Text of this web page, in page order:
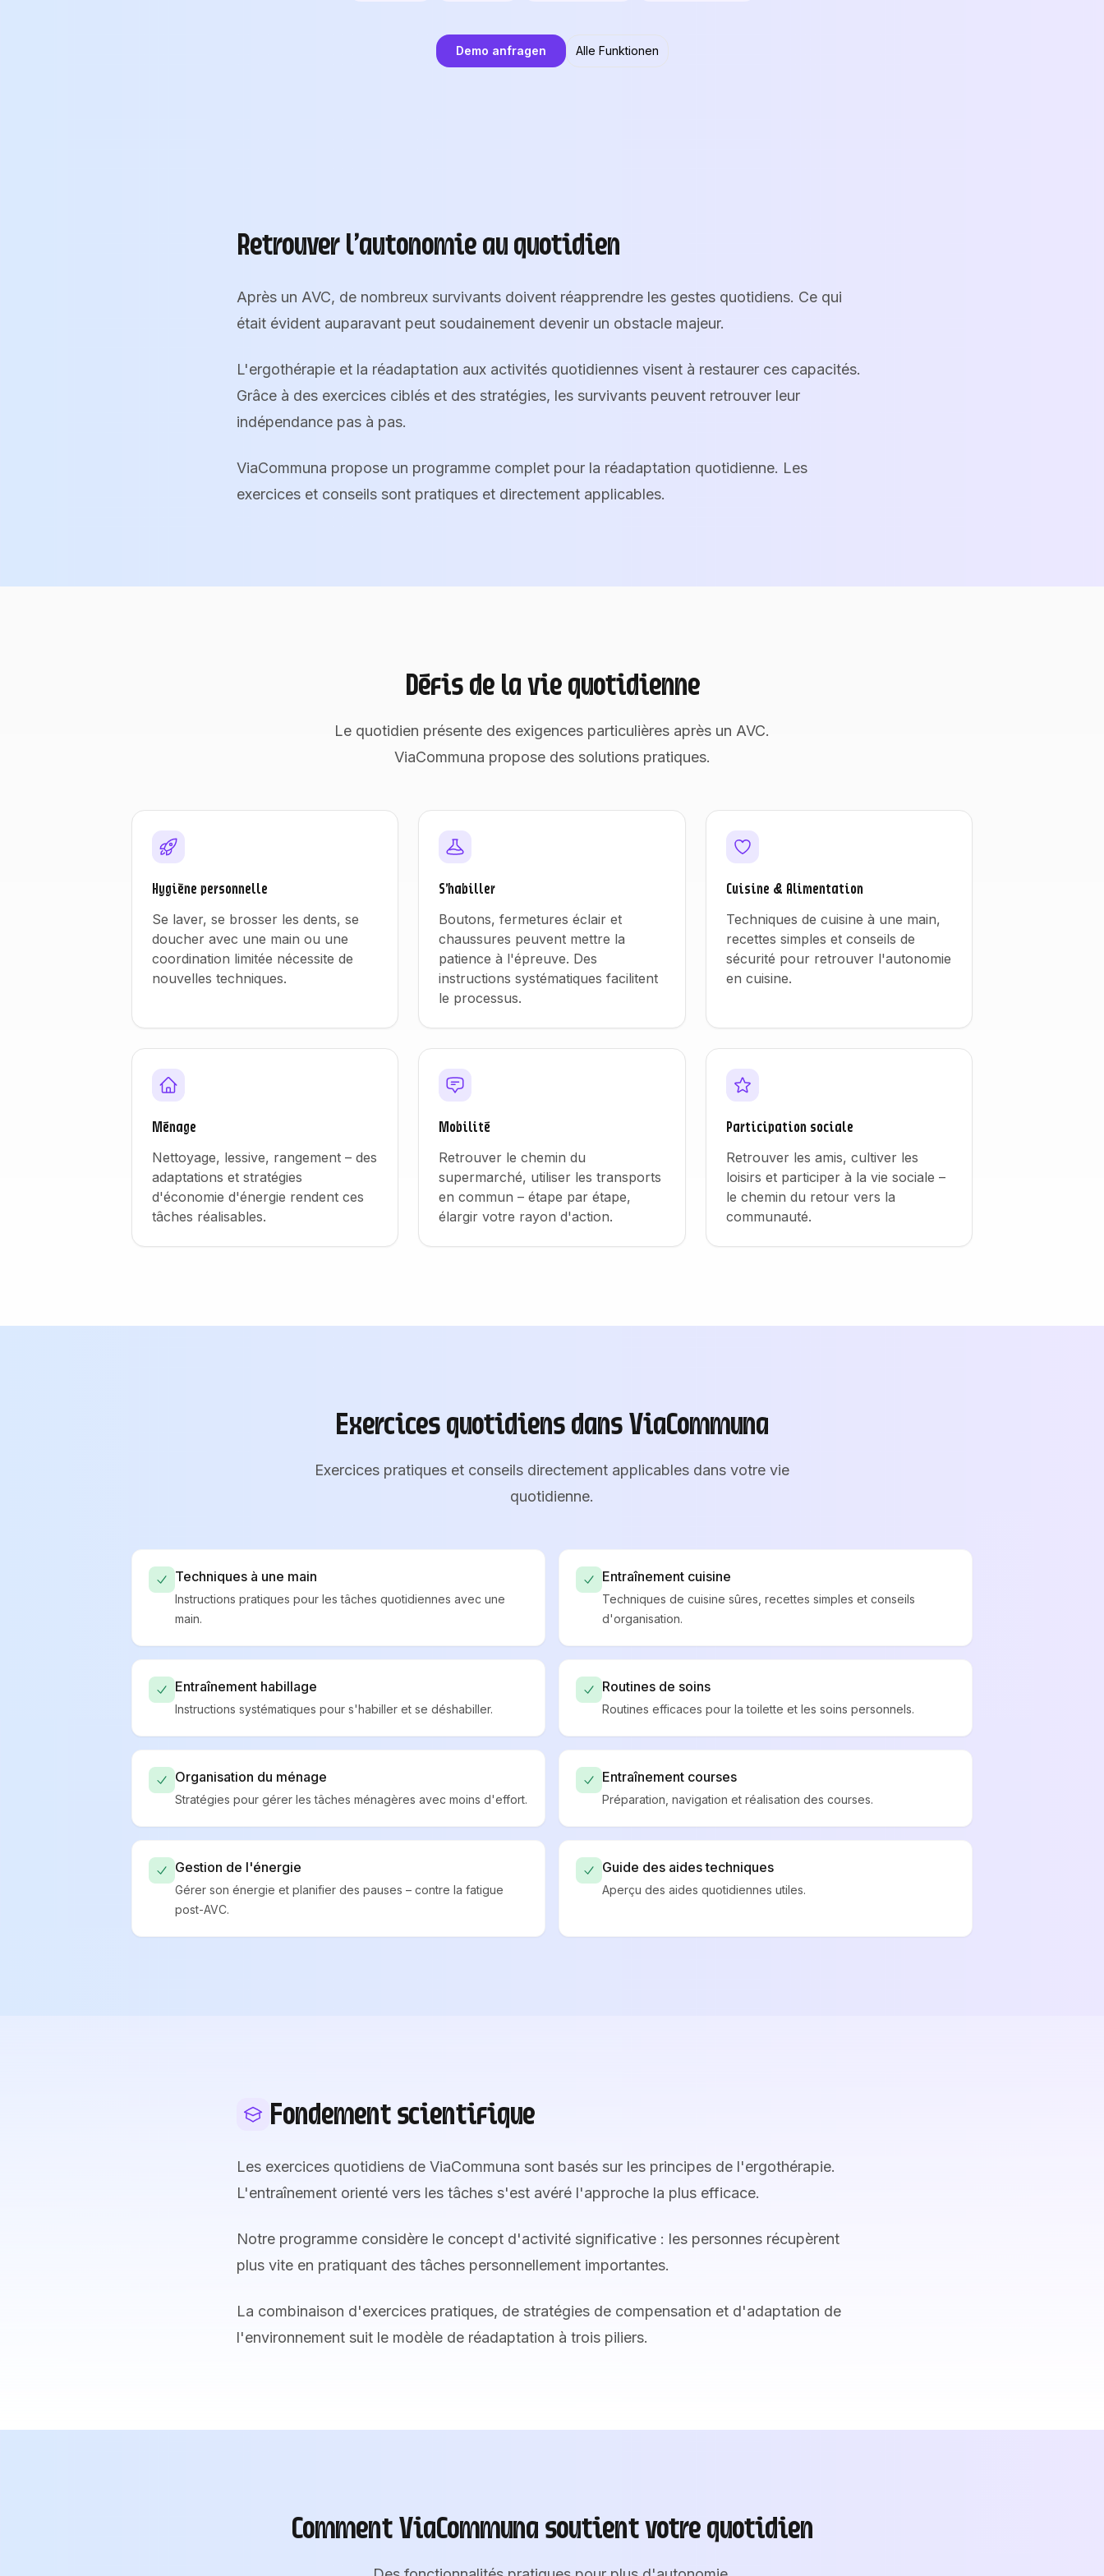
Demo anfragen Alle Funktionen
Retrouver l'autonomie au quotidien
Après un AVC, de nombreux survivants doivent réapprendre les gestes quotidiens. Ce qui
était évident auparavant peut soudainement devenir un obstacle majeur.
L'ergothérapie et la réadaptation aux activités quotidiennes visent à restaurer ces capacités.
Grâce à des exercices ciblés et des stratégies, les survivants peuvent retrouver leur
indépendance pas à pas.
ViaCommuna propose un programme complet pour la réadaptation quotidienne. Les
exercices et conseils sont pratiques et directement applicables.
Défis de la vie quotidienne
Le quotidien présente des exigences particulières après un AVC.
ViaCommuna propose des solutions pratiques.
Hygiène personnelle
Se laver, se brosser les dents, se
doucher avec une main ou une
coordination limitée nécessite de
nouvelles techniques.
S'habiller
Boutons, fermetures éclair et
chaussures peuvent mettre la
patience à l'épreuve. Des
instructions systématiques facilitent
le processus.
Cuisine & Alimentation
Techniques de cuisine à une main,
recettes simples et conseils de
sécurité pour retrouver l'autonomie
en cuisine.
Ménage
Nettoyage, lessive, rangement – des
adaptations et stratégies
d'économie d'énergie rendent ces
tâches réalisables.
Mobilité
Retrouver le chemin du
supermarché, utiliser les transports
en commun – étape par étape,
élargir votre rayon d'action.
Participation sociale
Retrouver les amis, cultiver les
loisirs et participer à la vie sociale –
le chemin du retour vers la
communauté.
Exercices quotidiens dans ViaCommuna
Exercices pratiques et conseils directement applicables dans votre vie
quotidienne.
Techniques à une main
Instructions pratiques pour les tâches quotidiennes avec une
main.
Entraînement cuisine
Techniques de cuisine sûres, recettes simples et conseils
d'organisation.
Entraînement habillage
Instructions systématiques pour s'habiller et se déshabiller.
Routines de soins
Routines efficaces pour la toilette et les soins personnels.
Organisation du ménage
Stratégies pour gérer les tâches ménagères avec moins d'effort.
Entraînement courses
Préparation, navigation et réalisation des courses.
Gestion de l'énergie
Gérer son énergie et planifier des pauses – contre la fatigue
post-AVC.
Guide des aides techniques
Aperçu des aides quotidiennes utiles.
Fondement scientifique
Les exercices quotidiens de ViaCommuna sont basés sur les principes de l'ergothérapie.
L'entraînement orienté vers les tâches s'est avéré l'approche la plus efficace.
Notre programme considère le concept d'activité significative : les personnes récupèrent
plus vite en pratiquant des tâches personnellement importantes.
La combinaison d'exercices pratiques, de stratégies de compensation et d'adaptation de
l'environnement suit le modèle de réadaptation à trois piliers.
Comment ViaCommuna soutient votre quotidien